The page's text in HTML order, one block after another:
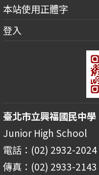
本站使用正體字
登入
臺北市立興福國民中學
Junior High School
電話：(02) 2932-2024
傳真：(02) 2933-2143